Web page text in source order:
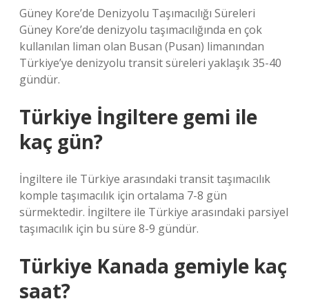
Güney Kore’de Denizyolu Taşımacılığı Süreleri
Güney Kore’de denizyolu taşımacılığında en çok
kullanılan liman olan Busan (Pusan) limanından
Türkiye’ye denizyolu transit süreleri yaklaşık 35-40
gündür.
Türkiye İngiltere gemi ile
kaç gün?
İngiltere ile Türkiye arasındaki transit taşımacılık
komple taşımacılık için ortalama 7-8 gün
sürmektedir. İngiltere ile Türkiye arasındaki parsiyel
taşımacılık için bu süre 8-9 gündür.
Türkiye Kanada gemiyle kaç
saat?